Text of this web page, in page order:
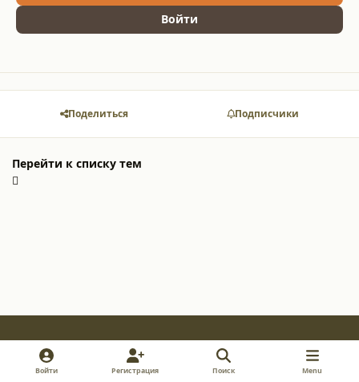
Войти
Поделиться Подписчики
Перейти к списку тем
Light ModeDark ModeSystem Preference
y
Войти Регистрация Поиск Menu